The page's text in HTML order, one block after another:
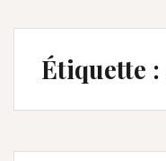
Étiquette :